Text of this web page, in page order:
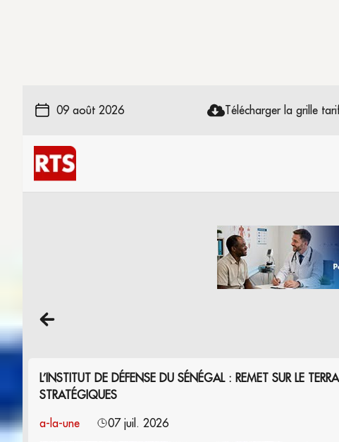
09 août 2026 Télécharger la grille
L’INSTITUT DE DÉFENSE DU SÉNÉGAL : REMET SUR LE
STRATÉGIQUES
a-la-une
07 juil. 2026